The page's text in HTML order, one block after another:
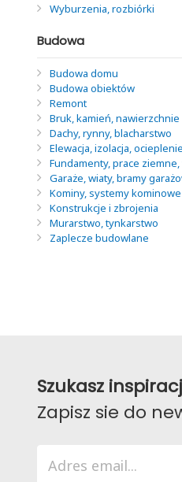
Wyburzenia, rozbiórki
Budowa
Budowa domu
Budowa obiektów
Remont
Bruk, kamień, nawierzchnie
Dachy, rynny, blacharstwo
Elewacja, izolacja, ocieplenie
Fundamenty, prace
Garaże, wiaty, bramy
Kominy, systemy kominowe
Konstrukcje i zbrojenia
Murarstwo, tynkarstwo
Zaplecze budowlane
Szukasz
Zapisz sie do